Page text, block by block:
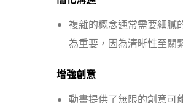
複雜的概念通常需要細膩
為重要，因為清晰性至關
增強創意
動畫提供了無限的創意可